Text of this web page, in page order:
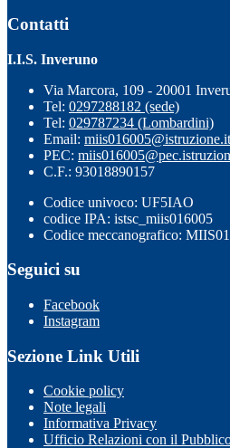
Contatti
I.I.S. Inveruno
Via Marcora, 109 - 20001
Tel: 0297288182 (sede)
Tel: 029787234 (Lombardini)
Email: miis016005@istruzione.it
PEC:
C.F.: 93018890157
Codice univoco: UF5IAO
codice IPA: istsc_miis016005
Codice meccanografico:
Seguici su
Facebook
Instagram
Sezione Link Utili
Cookie policy
Note legali
Informativa Privacy
Ufficio Relazioni con il